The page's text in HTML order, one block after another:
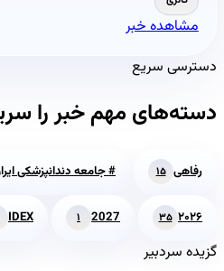
مشاهده خبر
دسترسی سریع
دسته‌های مهم خبر را
رفاهی ۱۵ # جامعه دندانپزشکی
۲۰۲۶ ۳۵ 2027 ۱ IDEX
گزیده سردبیر